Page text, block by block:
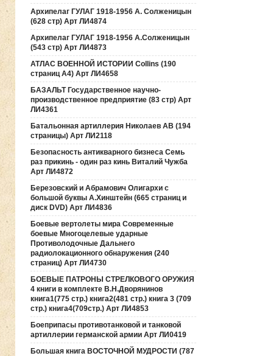
Архипелаг ГУЛАГ 1918-1956 А. Солженицын
(628 стр) Арт ЛИ4874
Архипелаг ГУЛАГ 1918-1956 А.Солженицын
(543 стр) Арт ЛИ4873
АТЛАС ВОЕННОЙ ИСТОРИИ Collins (190
страниц А4) Арт ЛИ4658
БАЗАЛЬТ Государственное научно-
производственное предприятие (83 стр) Арт
ЛИ4361
Батальонная артиллерия Николаев АВ (194
страницы) Арт ЛИ2118
Безопасность антикварного бизнеса Семь
раз прикинь - один раз кинь Виталий Чужба
Арт ЛИ4872
Березовский и Абрамович Олигархи с
большой буквы А.Хинштейн (665 страниц и
диск DVD) Арт ЛИ4836
Боевые вертолеты мира Современные
боевые Многоцелевые ударные
Противолодочные Дальнего
радиолокационного обнаружения (240
страниц) Арт ЛИ4730
БОЕВЫЕ ПАТРОНЫ СТРЕЛКОВОГО ОРУЖИЯ
4 книги в комплекте В.Н.Дворянинов
книга1(775 стр.) книга2(481 стр.) книга 3 (709
стр.) книга4(709стр.) Арт ЛИ4853
Боеприпасы противотанковой и танковой
артиллерии германской армии Арт ЛИ0419
Большая книга ВОСТОЧНОЙ МУДРОСТИ (787